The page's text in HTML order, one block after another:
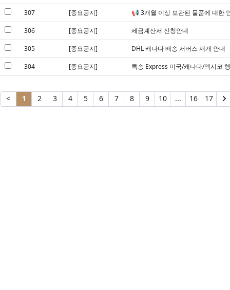
307 [중요공지] 📢 3개월 이상 보관된 물품에 대한
306 [중요공지] 세금계산서 신청안내
305 [중요공지] DHL 캐나다 배송 서버스 재개 안내
304 [중요공지] 특송 Express 미국/캐나다/멕시코
< 1 2 3 4 5 6 7 8 9 10 ... 16 17